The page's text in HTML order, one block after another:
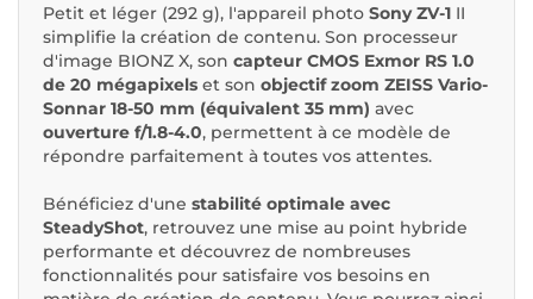
Petit et léger (292 g), l'appareil photo Sony ZV-1 II
simplifie la création de contenu. Son processeur
d'image BIONZ X, son capteur CMOS Exmor RS 1.0
de 20 mégapixels et son objectif zoom ZEISS Vario-
Sonnar 18-50 mm (équivalent 35 mm) avec
ouverture f/1.8-4.0, permettent à ce modèle de
répondre parfaitement à toutes vos attentes.
Bénéficiez d'une stabilité optimale avec
SteadyShot, retrouvez une mise au point hybride
performante et découvrez de nombreuses
fonctionnalités pour satisfaire vos besoins en